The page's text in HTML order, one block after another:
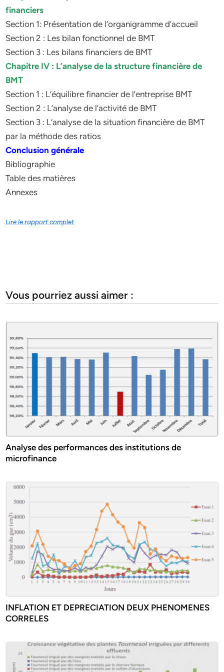
financiers
Section 1: Présentation de l’organigramme d’accueil
Section 2 : Les bilan fonctionnel de BMT
Section 3 : Les bilans financiers de BMT
Chapitre IV : L’analyse de la structure financière de
BMT
Section 1 : L’équilibre financier de l’entreprise BMT
Section 2 : L’analyse de l’activité de BMT
Section 3 : L’analyse de la situation financière de BMT
par la méthode des ratios
Conclusion générale
Bibliographie
Table des matières
Annexes
Lire le rapport complet
Vous pourriez aussi aimer :
Analyse des performances des institutions de
microfinance
INFLATION ET DEPRECIATION DEUX PHENOMENES
CORRELES